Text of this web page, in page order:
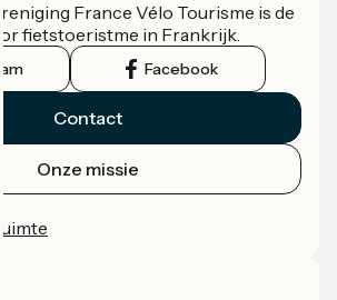
France Vélo Tourisme is de
fietstoeristme in Frankrijk.
Facebook
Contact
Onze missie